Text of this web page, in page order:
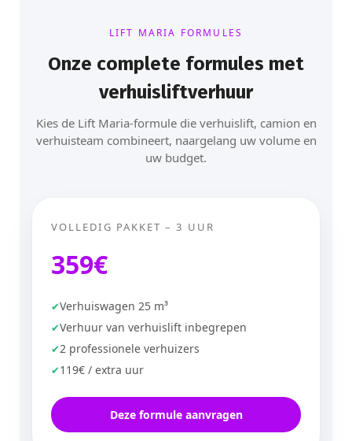
LIFT MARIA FORMULES
Onze complete formules met
verhuisliftverhuur
Kies de Lift Maria-formule die verhuislift, camion en
verhuisteam combineert, naargelang uw volume en
uw budget.
VOLLEDIG PAKKET – 3 UUR
359€
Verhuiswagen 25 m³
Verhuur van verhuislift inbegrepen
2 professionele verhuizers
119€ / extra uur
Deze formule aanvragen